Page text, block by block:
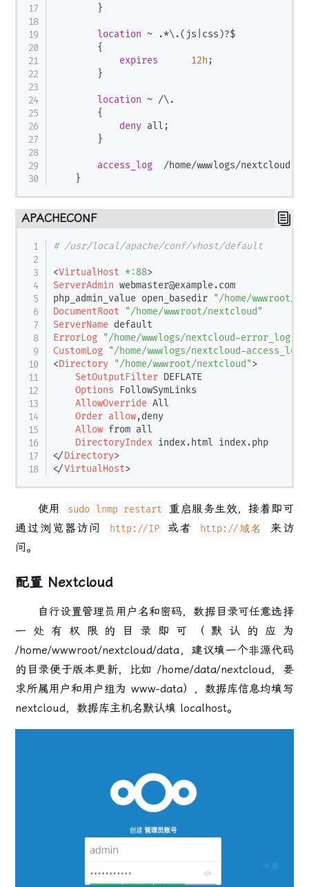
}
location ~ .*\.(js|css)?$
{
expires
12h ;
}
location ~ /\.
{
deny all ;
}
access_log
/home/wwwlogs/
}
APACHECONF
# /usr/local/apache/conf/vhost/default
<VirtualHost *:88>
ServerAdmin webmaster@example.com
php_admin_value open_basedir "/home/wwwroot/
DocumentRoot
"/home/wwwroot/nextcloud"
ServerName
ErrorLog "/home/wwwlogs/nextcloud-error_log"
CustomLog "/home/wwwlogs/nextcloud-access_log"
<Directory "/home/wwwroot/nextcloud">
SetOutputFilter DEFLATE
Options FollowSymLinks
AllowOverride All
Order allow,deny
Allow from all
DirectoryIndex
</Directory>
</VirtualHost>
使用 sudo lnmp restart
重启服务生效，接着即可
通过浏览器访问
http://IP 或者 http://域名
来访
问。
配置 Nextcloud
自行设置管理员用户名和密码，数据目录可任意选择
一处有权限的目录即可（默认的应为
/home/wwwroot/nextcloud/data，建议填一个非源代码
的目录便于版本更新，比如 /home/data/nextcloud，要
求所属用户和用户组为 www-data），数据库信息均填写
nextcloud，数据库主机名默认填 localhost。